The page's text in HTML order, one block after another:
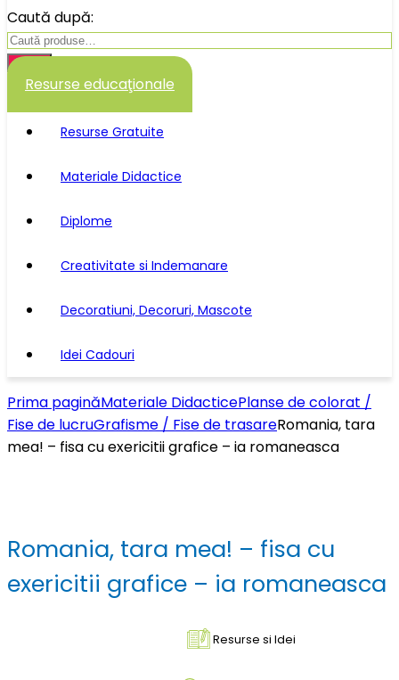
Caută după:
Caută
Resurse educaţionale
Resurse Gratuite
Materiale Didactice
Diplome
Creativitate si Indemanare
Decoratiuni, Decoruri, Mascote
Idei Cadouri
Prima paginăMateriale DidacticePlanse de colorat /
Fise de lucruGrafisme / Fise de trasareRomania, tara
mea! – fisa cu exericitii grafice – ia romaneasca
Romania, tara mea! – fisa cu
exericitii grafice – ia romaneasca
Resurse si Idei